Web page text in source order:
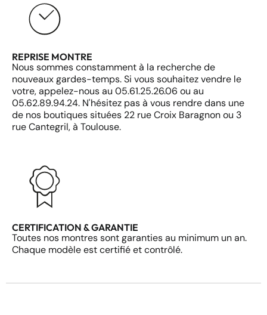
REPRISE MONTRE
Nous sommes constamment à la recherche de
nouveaux gardes-temps. Si vous souhaitez vendre le
votre, appelez-nous au 05.61.25.26.06 ou au
05.62.89.94.24. N'hésitez pas à vous rendre dans une
de nos boutiques situées 22 rue Croix Baragnon ou 3
rue Cantegril, à Toulouse.
CERTIFICATION & GARANTIE
Toutes nos montres sont garanties au minimum un an.
Chaque modèle est certifié et contrôlé.